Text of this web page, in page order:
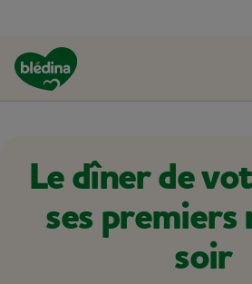
ACCUEIL
Le dîner de
ses premiers
soir